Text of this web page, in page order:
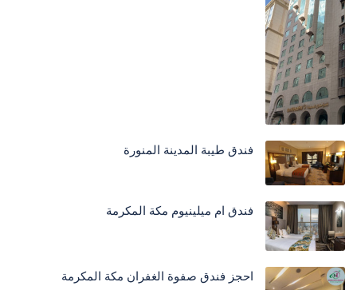
فندق طيبة المدينة المنورة
فندق ام ميلينيوم مكة المكرمة
احجز فندق صفوة الغفران مكة المكرمة